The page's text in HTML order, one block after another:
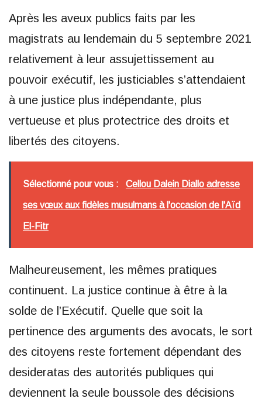
Après les aveux publics faits par les
magistrats au lendemain du 5 septembre 2021
relativement à leur assujettissement au
pouvoir exécutif, les justiciables s’attendaient
à une justice plus indépendante, plus
vertueuse et plus protectrice des droits et
libertés des citoyens.
Sélectionné pour vous : Cellou Dalein Diallo adresse
ses vœux aux fidèles musulmans à l'occasion de l'Aïd
El-Fitr
Malheureusement, les mêmes pratiques
continuent. La justice continue à être à la
solde de l’Exécutif. Quelle que soit la
pertinence des arguments des avocats, le sort
des citoyens reste fortement dépendant des
desideratas des autorités publiques qui
deviennent la seule boussole des décisions